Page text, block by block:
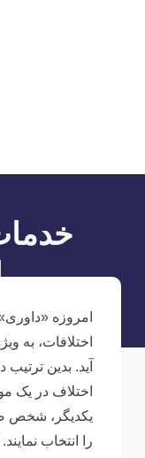
امروزه
اختلافات، به
آید. بدین
اختلاف در یک
یکدیگر، شخص
را انتخاب